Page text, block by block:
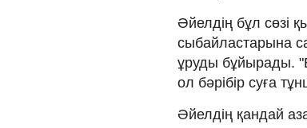
Әйелдің бұл сөзі
сыбайластарына
ұруды бұйырады.
ол бәрібір суға
Әйелдің қандай